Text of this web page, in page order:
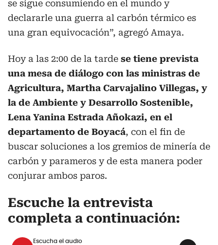
se sigue consumiendo en el mundo y
declararle una guerra al carbón térmico es
una gran equivocación”, agregó Amaya.
Hoy a las 2:00 de la tarde se tiene prevista
una mesa de diálogo con las ministras de
Agricultura, Martha Carvajalino Villegas, y
la de Ambiente y Desarrollo Sostenible,
Lena Yanina Estrada Añokazi, en el
departamento de Boyacá, con el fin de
buscar soluciones a los gremios de minería de
carbón y parameros y de esta manera poder
conjurar ambos paros.
Escuche la entrevista
completa a continuación:
Escucha el audio